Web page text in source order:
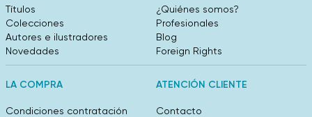
Títulos
Colecciones
Autores e ilustradores
Novedades
¿Quiénes somos?
Profesionales
Blog
Foreign Rights
LA COMPRA
Condiciones contratación
ATENCIÓN CLIENTE
Contacto